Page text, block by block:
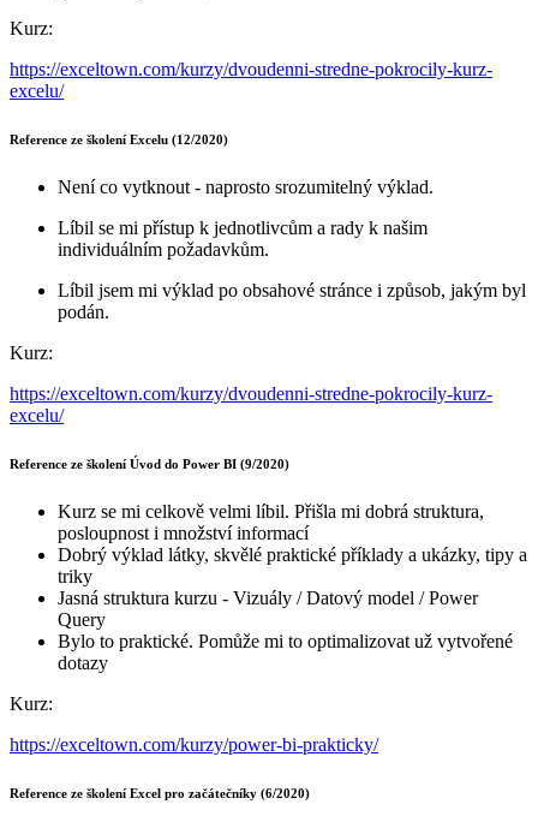
Kurz:
https://exceltown.com/kurzy/dvoudenni-stredne-pokrocily-kurz-
excelu/
Reference ze školení Excelu (12/2020)
Není co vytknout - naprosto srozumitelný výklad.
Líbil se mi přístup k jednotlivcům a rady k našim
individuálním požadavkům.
Líbil jsem mi výklad po obsahové stránce i způsob, jakým byl
podán.
Kurz:
https://exceltown.com/kurzy/dvoudenni-stredne-pokrocily-kurz-
excelu/
Reference ze školení Úvod do Power BI (9/2020)
Kurz se mi celkově velmi líbil. Přišla mi dobrá struktura,
posloupnost i množství informací
Dobrý výklad látky, skvělé praktické příklady a ukázky, tipy a
triky
Jasná struktura kurzu - Vizuály / Datový model / Power
Query
Bylo to praktické. Pomůže mi to optimalizovat už vytvořené
dotazy
Kurz:
https://exceltown.com/kurzy/power-bi-prakticky/
Reference ze školení Excel pro začátečníky (6/2020)